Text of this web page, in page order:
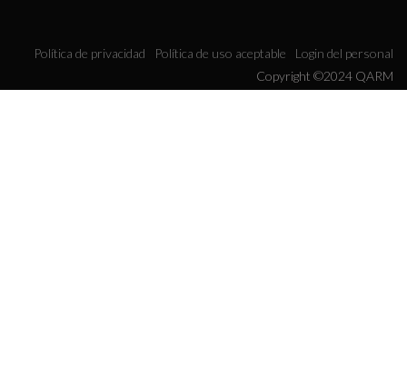
Política de privacidad Política de uso aceptable
Login del personal
Copyright ©2024 QARM